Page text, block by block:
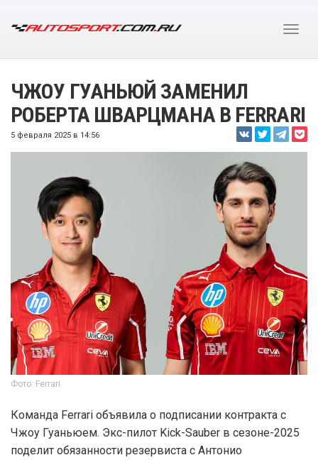
ЧЖОУ ГУАНЬЮЙ ЗАМЕНИЛ
РОБЕРТА ШВАРЦМАНА В FERRARI
5 февраля 2025 в 14:56
Фото: Ferrari
Команда Ferrari объявила о подписании контракта с
Чжоу Гуаньюем. Экс-пилот Kick-Sauber в сезоне-2025
поделит обязанности резервиста с Антонио